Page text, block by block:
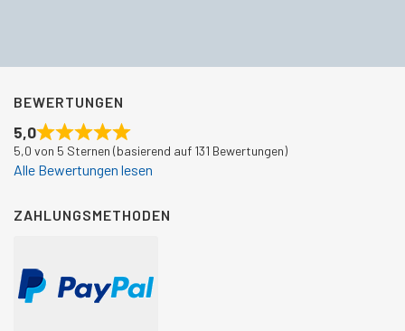
BEWERTUNGEN
5,0
5,0 von 5 Sternen (basierend auf 131 Bewertungen)
Alle Bewertungen lesen
ZAHLUNGSMETHODEN